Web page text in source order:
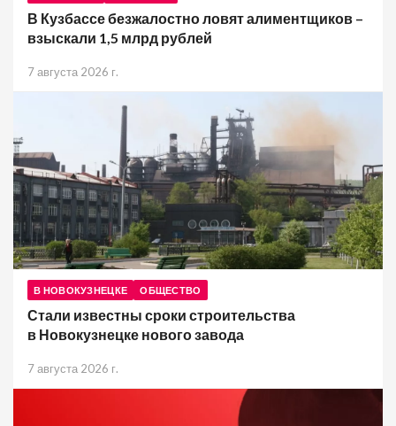
В Кузбассе безжалостно ловят алиментщиков –
взыскали 1,5 млрд рублей
7 августа 2026 г.
В НОВОКУЗНЕЦКЕ ОБЩЕСТВО
Стали известны сроки строительства
в Новокузнецке нового завода
7 августа 2026 г.